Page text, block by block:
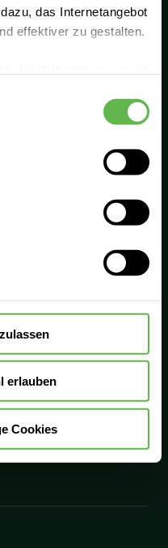
das Internetangebot
effektiver zu gestalten.
mit nur den notwendigen
Auswahl
akzeptieren“ in die
erlauben
Cookies
in unserem
uns fachlich
Mit
und unserem
vollumfängliche